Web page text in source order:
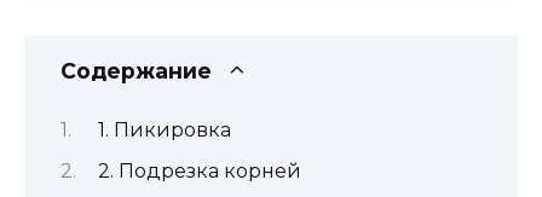
Содержание
1. Пикировка
2. Подрезка корней